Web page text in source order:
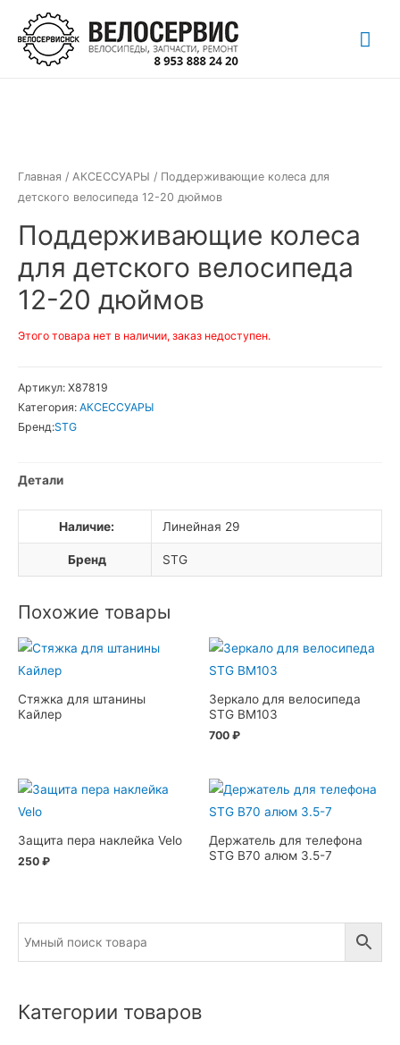
Перейти
содержимому
Главная / АКСЕССУАРЫ / Поддерживающие колеса для
детского велосипеда 12-20 дюймов
Поддерживающие колеса
для детского велосипеда
12-20 дюймов
Этого товара нет в наличии, заказ недоступен.
Артикул: Х87819
Категория: АКСЕССУАРЫ
Бренд:STG
Детали
Наличие: Линейная 29
Бренд STG
Похожие товары
Стяжка для штанины
Кайлер
Зеркало для велосипеда
STG BM103
700 ₽
Защита пера наклейка Velo
250 ₽
Держатель для телефона
STG B70 алюм 3.5-7
Категории товаров